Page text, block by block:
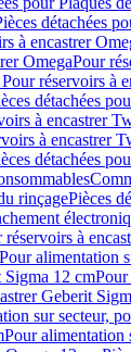
détachées
à encastrer
OmegaPour
réservoirs à
détachées
à encastrer
à encastrer
détachées
rinçagePièces
à
alimentation
Sigma 12 cm
Geberit
sur secteur,
Pour alimentation